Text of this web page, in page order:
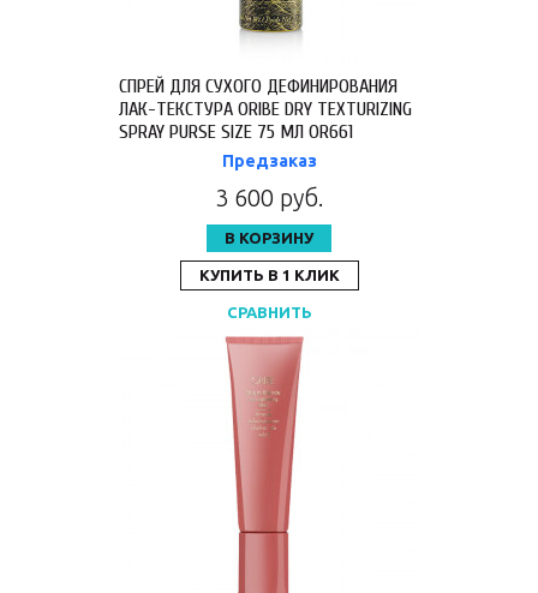
СПРЕЙ ДЛЯ СУХОГО ДЕФИНИРОВАНИЯ
ЛАК-ТЕКСТУРА ORIBE DRY TEXTURIZING
SPRAY PURSE SIZE 75 МЛ OR661
Предзаказ
3 600 руб.
В КОРЗИНУ
КУПИТЬ В 1 КЛИК
СРАВНИТЬ